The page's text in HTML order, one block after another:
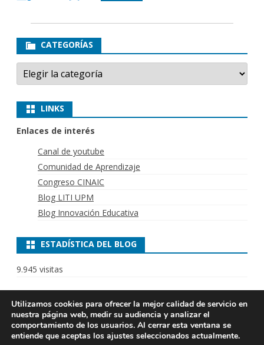
CATEGORÍAS
Categorías
LINKS
Enlaces de interés
Canal de youtube
Comunidad de Aprendizaje
Congreso CINAIC
Blog LITI UPM
Blog Innovación Educativa
ESTADÍSTICA DEL BLOG
9.945 visitas
LITI 2025
Laboratorio de
Innovación en
Ribosome
GalussoThemes.com
Utilizamos cookies para ofrecer la mejor calidad de servicio en
nuestra página web, medir su audiencia y analizar el
comportamiento de los usuarios. Al cerrar esta ventana se
entiende que aceptas los ajustes seleccionados actualmente.